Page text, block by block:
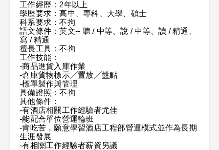
工作經歷：2年以上
學歷要求：高中、專科、大學、碩士
科系要求：不拘
語文條件：英文-- 聽 / 中等、說 / 中等、讀 / 精通、
寫 / 精通
擅長工具：不拘
工作技能：
-商品進貨入庫作業
-倉庫貨物標示╱置放╱盤點
-標單製作與管理
具備證照：不拘
其他條件：
-有酒店相關工作經驗者尤佳
-能配合單位營運輪班
-肯吃苦，願意學習酒店工程部營運模式並作為長期
生涯發展
-有相關工作經驗者薪資另議